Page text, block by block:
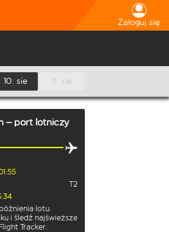
Zaloguj się
10. sie 11. sie
– port lotniczy
T2
lotu.
i śledź najświeższe
Tracker.